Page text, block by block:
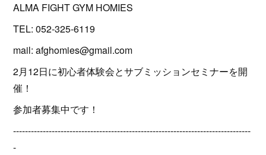
ALMA FIGHT GYM HOMIES
TEL: 052-325-6119
mail: afghomies@gmail.com
2月12日に初心者体験会とサブミッションセミナーを開
催！
参加者募集中です！
--------------------------------------------------------------------------------
-